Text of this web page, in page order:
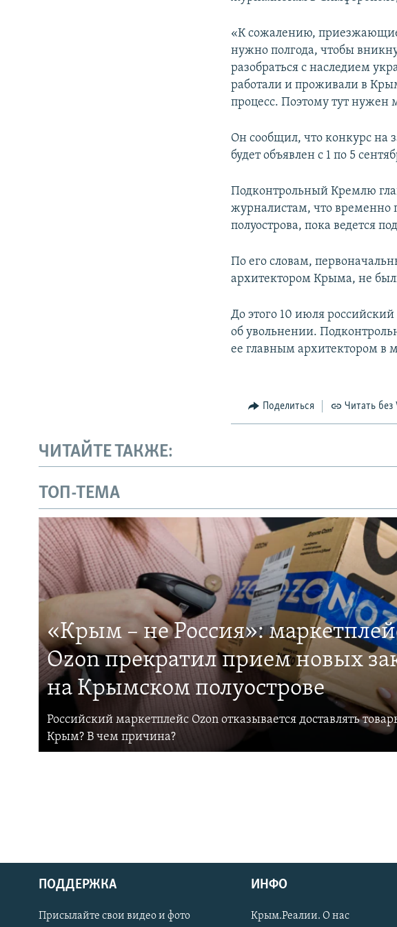
Українською
«К сожалению,
нужно полгода, чтобы
разобраться с наследием
работали и проживали в
процесс. Поэтому тут нужен
Он сообщил, что конкурс на
будет объявлен с 1 по 5
Подконтрольный Кремлю
журналистам, что временно
полуострова, пока ведется
По его словам,
архитектором Крыма, не
До этого 10 июля
об увольнении.
ее главным архитектором в
Поделиться Читать без
ЧИТАЙТЕ ТАКЖЕ:
ТОП-ТЕМА
«Крым – не Россия»:
Ozon прекратил прием новых
на Крымском полуострове
Российский маркетплейс Ozon отказывается доставлять
Крым? В чем причина?
ПОДДЕРЖКА
Присылайте свои видео и фото
ИНФО
Крым.Реалии. О нас